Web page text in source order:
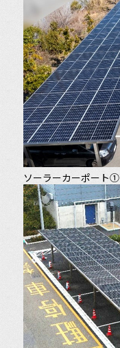
ソーラーカーポート①